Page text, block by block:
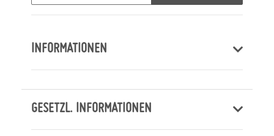
INFORMATIONEN
GESETZL. INFORMATIONEN